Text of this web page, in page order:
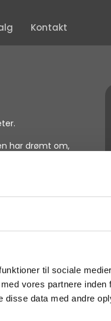
til sociale
vores partnere inden
data med andre
Kontakt
har drømt om,
regler for